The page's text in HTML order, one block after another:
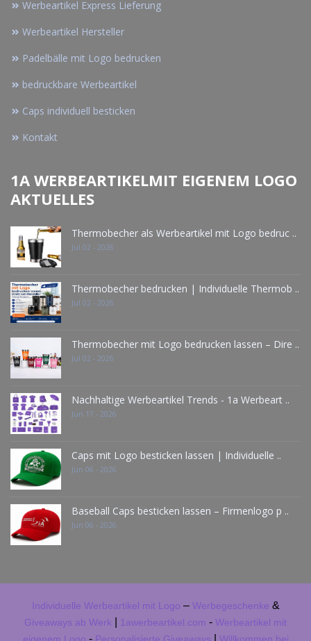
Werbeartikel Express Lieferung
Werbeartikel Hersteller
Padelbälle mit Logo bedrucken
bedruckbare Werbeartikel
Caps individuell besticken
Kontakt
1A WERBEARTIKELMIT EIGENEM LOGO
AKTUELLES
Thermobecher als Werbeartikel mit Logo bedruc ..
Jul 02 - 2026
Thermobecher bedrucken | Individuelle Thermob ..
Jul 02 - 2026
Thermobecher mit Logo bedrucken lassen – Dire ..
Jul 02 - 2026
Nachhaltige Werbeartikel Trends - 1a Werbeart ..
Jun 17 - 2026
Caps mit Logo besticken lassen | Individuelle ..
Jun 06 - 2026
Baseball Caps besticken lassen – Firmenlogo p ..
Jun 06 - 2026
Individuelle Werbeartikel mit Logo – Werbegeschenke &
Giveaways ab Werk 1awerbeartikel.com - Werbeartikel mit
-